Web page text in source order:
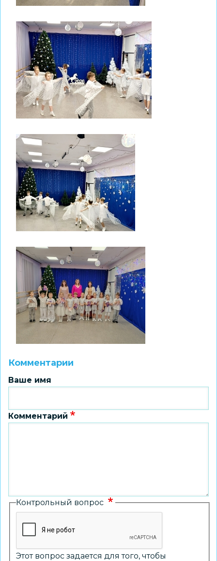
Комментарии
Ваше имя
Комментарий
Контрольный вопрос
Этот вопрос задается для того, чтобы